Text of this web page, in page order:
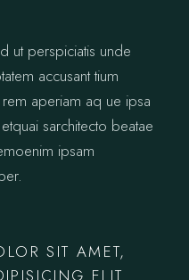
ut perspiciatis unde
accusant tium
aperiam aq ue ipsa
sarchitecto beatae
ipsam
SIT AMET,
ELIT